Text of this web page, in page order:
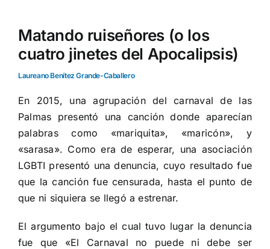
Matando ruiseñores (o los
cuatro jinetes del Apocalipsis)
Laureano Benítez Grande-Caballero
En 2015, una agrupación del carnaval de las
Palmas presentó una canción donde aparecían
palabras como «mariquita», «maricón», y
«sarasa». Como era de esperar, una asociación
LGBTI presentó una denuncia, cuyo resultado fue
que la canción fue censurada, hasta el punto de
que ni siquiera se llegó a estrenar.
El argumento bajo el cual tuvo lugar la denuncia
fue que «El Carnaval no puede ni debe ser